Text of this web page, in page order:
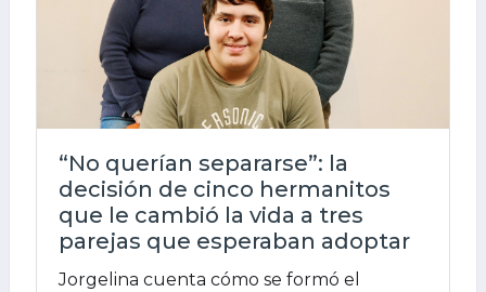
“No querían separarse”: la
decisión de cinco hermanitos
que le cambió la vida a tres
parejas que esperaban adoptar
Jorgelina cuenta cómo se formó el